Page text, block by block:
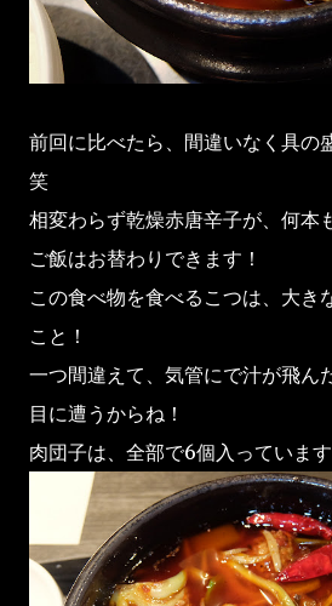
前回に比べたら、間違いなく具の
笑
相変わらず乾燥赤唐辛子が、何本
ご飯はお替わりできます！
この食べ物を食べるこつは、大き
こと！
一つ間違えて、気管にで汁が飛ん
目に遭うからね！
肉団子は、全部で6個入っています